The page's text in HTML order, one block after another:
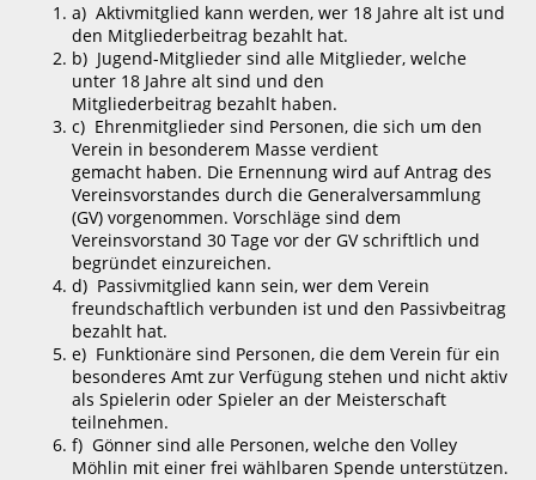
a) Aktivmitglied kann werden, wer 18 Jahre alt ist und
den Mitgliederbeitrag bezahlt hat.
b) Jugend-Mitglieder sind alle Mitglieder, welche
unter 18 Jahre alt sind und den
Mitgliederbeitrag bezahlt haben.
c) Ehrenmitglieder sind Personen, die sich um den
Verein in besonderem Masse verdient
gemacht haben. Die Ernennung wird auf Antrag des
Vereinsvorstandes durch die Generalversammlung
(GV) vorgenommen. Vorschläge sind dem
Vereinsvorstand 30 Tage vor der GV schriftlich und
begründet einzureichen.
d) Passivmitglied kann sein, wer dem Verein
freundschaftlich verbunden ist und den Passivbeitrag
bezahlt hat.
e) Funktionäre sind Personen, die dem Verein für ein
besonderes Amt zur Verfügung stehen und nicht aktiv
als Spielerin oder Spieler an der Meisterschaft
teilnehmen.
f) Gönner sind alle Personen, welche den Volley
Möhlin mit einer frei wählbaren Spende unterstützen.